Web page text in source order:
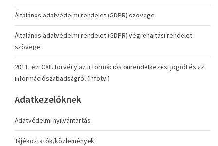
Általános adatvédelmi rendelet (GDPR) szövege
Általános adatvédelmi rendelet (GDPR) végrehajtási rendelet
szövege
2011. évi CXII. törvény az információs önrendelkezési jogról és az
információszabadságról (Infotv.)
Adatkezelőknek
Adatvédelmi nyilvántartás
Tájékoztatók/közlemények